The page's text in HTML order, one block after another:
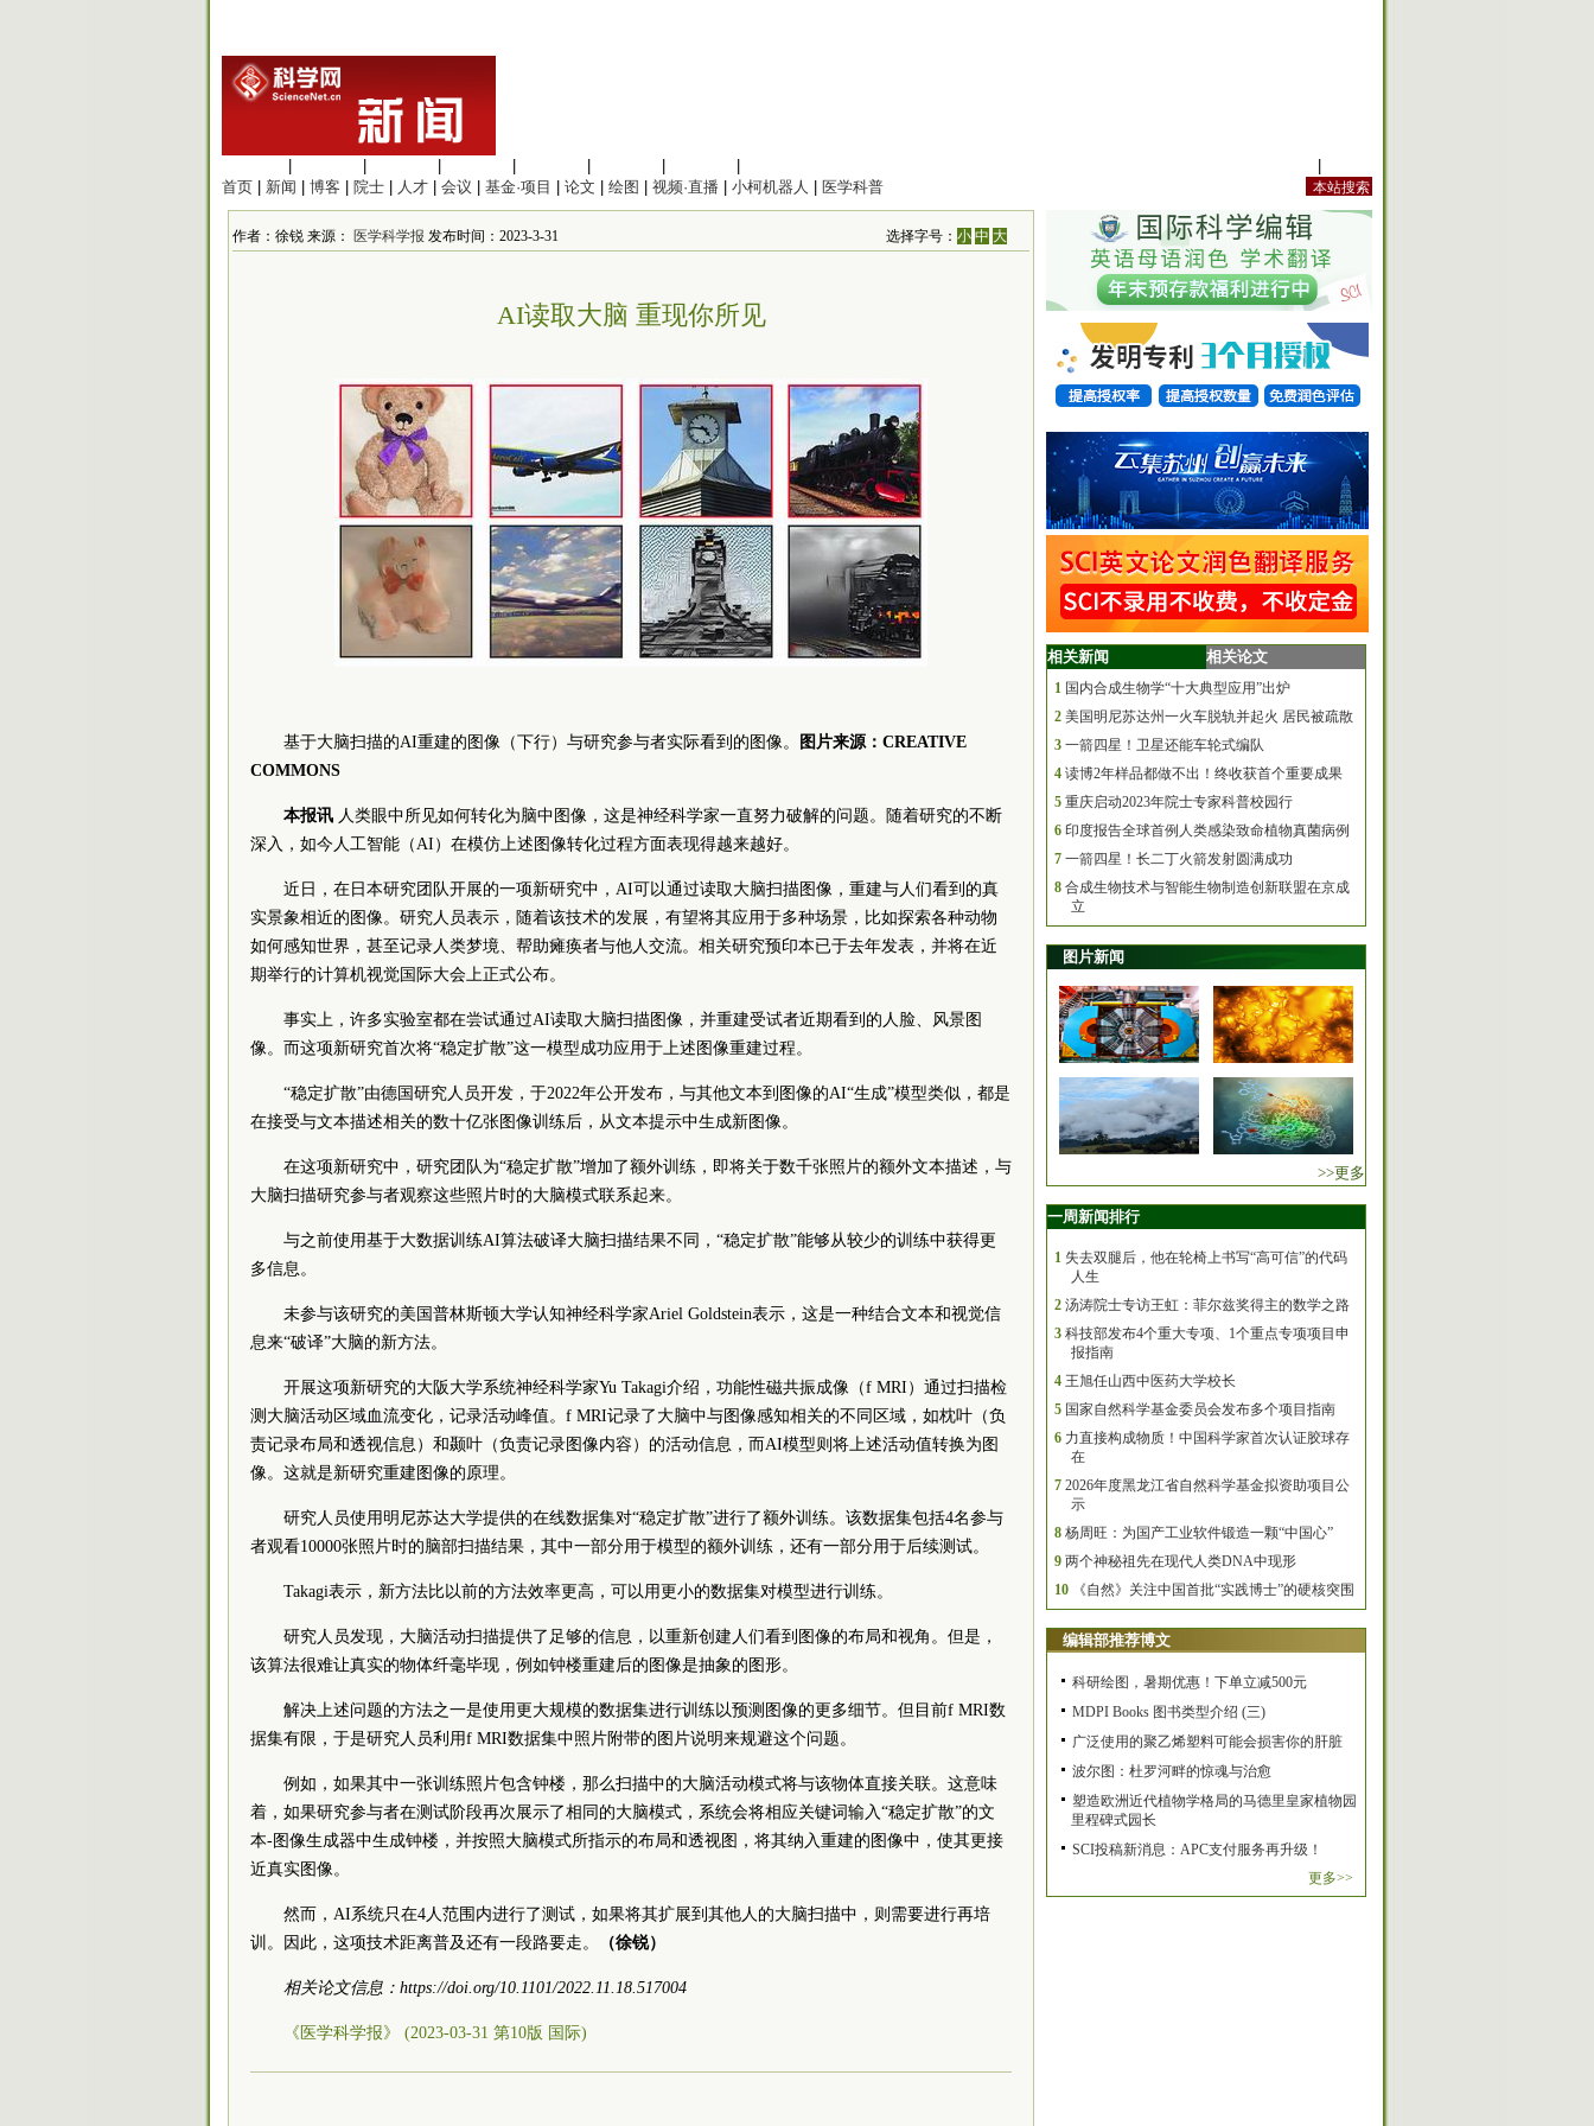
首页
新闻 博客 院士 人才 会议 基金·项目 论文 绘图 视频·直播 小柯机器人 医学科普
作者：徐锐 来源： 医学科学报 发布时间：2023-3-31 选择字号：小 中 大
AI读取大脑 重现你所见
基于大脑扫描的AI重建的图像（下行）与研究参与者实际看到的图像。
图片来源：CREATIVE
COMMONS
本报讯 人类眼中所见如何转化为脑中图像，这是神经科学家一直努力破解的问题。随着研究的不断
深入，如今人工智能（AI）在模仿上述图像转化过程方面表现得越来越好。
近日，在日本研究团队开展的一项新研究中，AI可以通过读取大脑扫描图像，重建与人们看到的真
实景象相近的图像。研究人员表示，随着该技术的发展，有望将其应用于多种场景，比如探索各种动物
如何感知世界，甚至记录人类梦境、帮助瘫痪者与他人交流。相关研究预印本已于去年发表，并将在近
期举行的计算机视觉国际大会上正式公布。
事实上，许多实验室都在尝试通过AI读取大脑扫描图像，并重建受试者近期看到的人脸、风景图
像。而这项新研究首次将“稳定扩散”这一模型成功应用于上述图像重建过程。
“稳定扩散”由德国研究人员开发，于2022年公开发布，与其他文本到图像的AI“生成”模型类似，都是
在接受与文本描述相关的数十亿张图像训练后，从文本提示中生成新图像。
在这项新研究中，研究团队为“稳定扩散”增加了额外训练，即将关于数千张照片的额外文本描述，与
大脑扫描研究参与者观察这些照片时的大脑模式联系起来。
与之前使用基于大数据训练AI算法破译大脑扫描结果不同，“稳定扩散”能够从较少的训练中获得更
多信息。
未参与该研究的美国普林斯顿大学认知神经科学家Ariel Goldstein表示，这是一种结合文本和视觉信
息来“破译”大脑的新方法。
开展这项新研究的大阪大学系统神经科学家Yu Takagi介绍，功能性磁共振成像（f MRI）通过扫描检
测大脑活动区域血流变化，记录活动峰值。f MRI记录了大脑中与图像感知相关的不同区域，如枕叶（负
责记录布局和透视信息）和颞叶（负责记录图像内容）的活动信息，而AI模型则将上述活动值转换为图
像。这就是新研究重建图像的原理。
研究人员使用明尼苏达大学提供的在线数据集对“稳定扩散”进行了额外训练。该数据集包括4名参与
者观看10000张照片时的脑部扫描结果，其中一部分用于模型的额外训练，还有一部分用于后续测试。
Takagi表示，新方法比以前的方法效率更高，可以用更小的数据集对模型进行训练。
研究人员发现，大脑活动扫描提供了足够的信息，以重新创建人们看到图像的布局和视角。但是，
该算法很难让真实的物体纤毫毕现，例如钟楼重建后的图像是抽象的图形。
解决上述问题的方法之一是使用更大规模的数据集进行训练以预测图像的更多细节。但目前f MRI数
据集有限，于是研究人员利用f MRI数据集中照片附带的图片说明来规避这个问题。
例如，如果其中一张训练照片包含钟楼，那么扫描中的大脑活动模式将与该物体直接关联。这意味
着，如果研究参与者在测试阶段再次展示了相同的大脑模式，系统会将相应关键词输入“稳定扩散”的文
本-图像生成器中生成钟楼，并按照大脑模式所指示的布局和透视图，将其纳入重建的图像中，使其更接
近真实图像。
然而，AI系统只在4人范围内进行了测试，如果将其扩展到其他人的大脑扫描中，则需要进行再培
训。因此，这项技术距离普及还有一段路要走。
（徐锐）
相关论文信息：https://doi.org/10.1101/2022.11.18.517004
《医学科学报》 (2023-03-31 第10版 国际)
相关新闻 相关论文
1 国内合成生物学“十大典型应用”出炉
2 美国明尼苏达州一火车脱轨并起火 居民被疏散
3 一箭四星！卫星还能车轮式编队
4 读博2年样品都做不出！终收获首个重要成果
5 重庆启动2023年院士专家科普校园行
6 印度报告全球首例人类感染致命植物真菌病例
7 一箭四星！长二丁火箭发射圆满成功
8 合成生物技术与智能生物制造创新联盟在京成
立
图片新闻
>>更多
一周新闻排行
1 失去双腿后，他在轮椅上书写“高可信”的代码
人生
2 汤涛院士专访王虹：菲尔兹奖得主的数学之路
3 科技部发布4个重大专项、1个重点专项项目申
报指南
4 王旭任山西中医药大学校长
5 国家自然科学基金委员会发布多个项目指南
6 力直接构成物质！中国科学家首次认证胶球存
在
7 2026年度黑龙江省自然科学基金拟资助项目公
示
8 杨周旺：为国产工业软件锻造一颗“中国心”
9 两个神秘祖先在现代人类DNA中现形
10
《自然》关注中国首批“实践博士”的硬核突围
编辑部推荐博文
科研绘图，暑期优惠！下单立减500元
MDPI Books 图书类型介绍 (三)
广泛使用的聚乙烯塑料可能会损害你的肝脏
波尔图：杜罗河畔的惊魂与治愈
塑造欧洲近代植物学格局的马德里皇家植物园
里程碑式园长
SCI投稿新消息：APC支付服务再升级！
更多>>